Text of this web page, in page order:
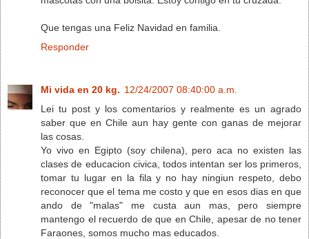
Que tengas una Feliz Navidad en familia.
Responder
Mi vida en 20 kg. 12/24/2007 08:40:00 a.m.
Lei tu post y los comentarios y realmente es un agrado
saber que en Chile aun hay gente con ganas de mejorar
las cosas.
Yo vivo en Egipto (soy chilena), pero aca no existen las
clases de educacion civica, todos intentan ser los primeros,
tomar tu lugar en la fila y no hay ningiun respeto, debo
reconocer que el tema me costo y que en esos dias en que
ando de "malas" me custa aun mas, pero siempre
mantengo el recuerdo de que en Chile, apesar de no tener
Faraones, somos mucho mas educados.